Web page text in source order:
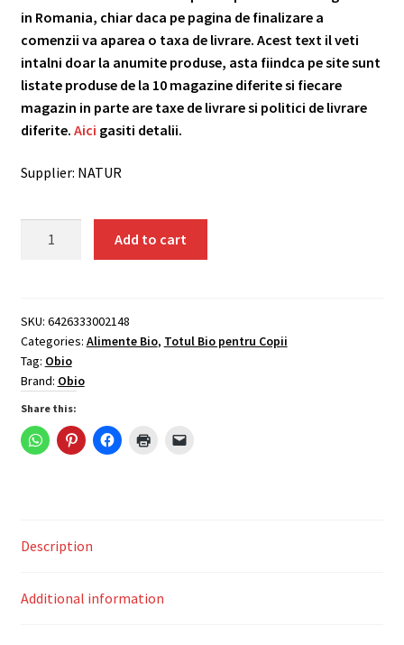
in Romania, chiar daca pe pagina de finalizare a
comenzii va aparea o taxa de livrare. Acest text il veti
intalni doar la anumite produse, asta fiindca pe site sunt
listate produse de la 10 magazine diferite si fiecare
magazin in parte are taxe de livrare si politici de livrare
diferite. Aici gasiti detalii.
Supplier: NATUR
turta
dulce
fara
gluten
bio
100g
Obio
Add to cart
SKU: 6426333002148
Categories: Alimente Bio, Totul Bio pentru Copii
Tag: Obio
Brand: Obio
Share this:
Description
Additional information